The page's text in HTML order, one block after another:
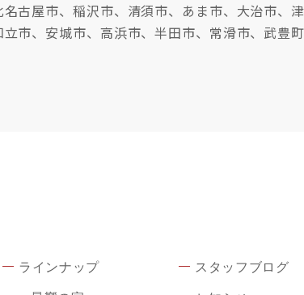
古屋市、稲沢市、清須市、あま市、大治市、
市、安城市、高浜市、半田市、常滑市、武豊
ラインナップ
スタッフブログ